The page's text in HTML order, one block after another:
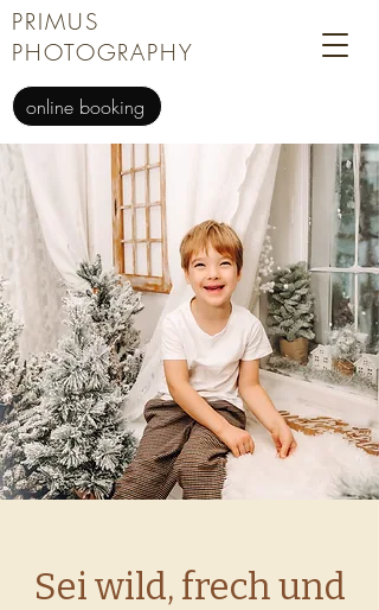
PRIMUS
PHOTOGRAPHY
online booking
Sei wild, frech und